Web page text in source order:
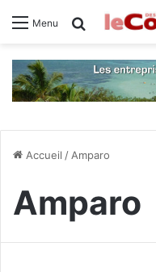
Menu Rechercher
Accueil / Amparo
Amparo